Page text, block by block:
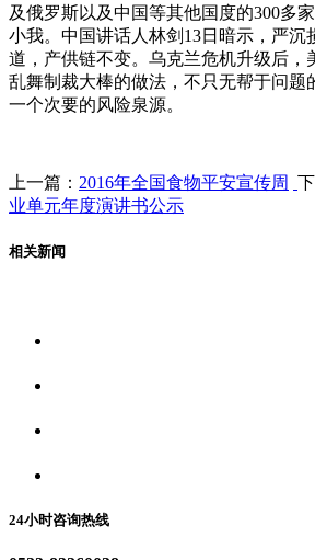
及俄罗斯以及中国等其他国度的300多
小我。中国讲话人林剑13日暗示，严沉
道，产供链不变。乌克兰危机升级后，
乱舞制裁大棒的做法，不只无帮于问题
一个次要的风险泉源。
上一篇： 2016年全国食物平安宣传周
业单元年度演讲书公示
相关新闻
24小时咨询热线